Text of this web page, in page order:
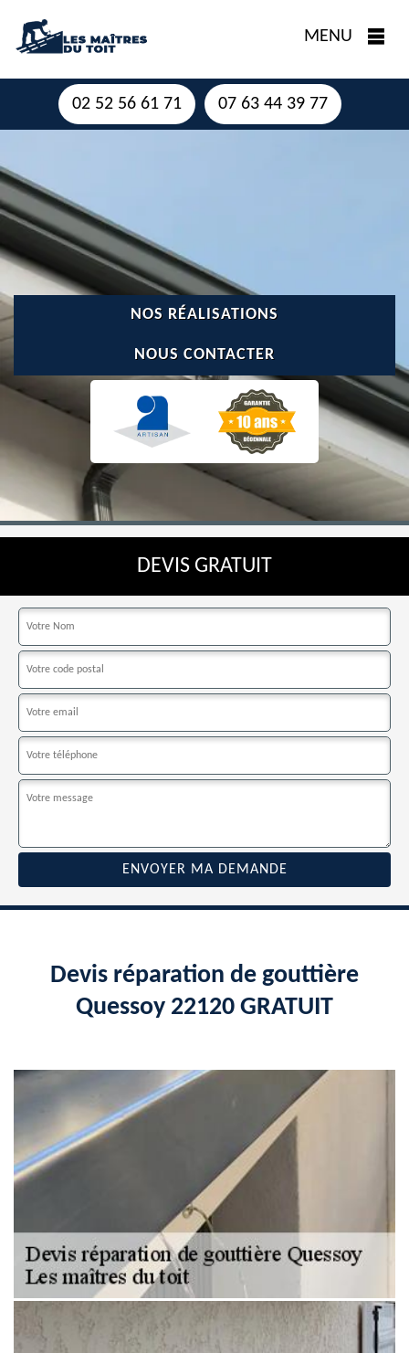
MENU
02 52 56 61 71 07 63 44 39 77
NOS RÉALISATIONS
NOUS CONTACTER
DEVIS GRATUIT
Devis réparation de gouttière
Quessoy 22120 GRATUIT